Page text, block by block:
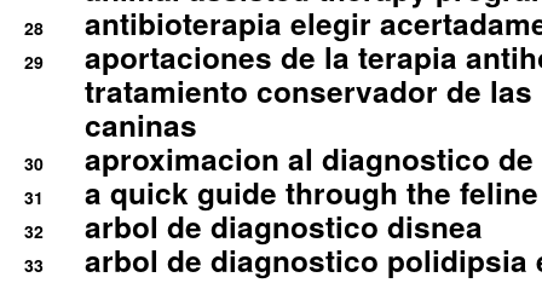
28 antibioterapia elegir
29
aportaciones de la terapia
tratamiento conservador de
caninas
30 aproximacion al diagnostico
31 a quick guide through the
32 arbol de diagnostico disnea
33
arbol de diagnostico polidipsia